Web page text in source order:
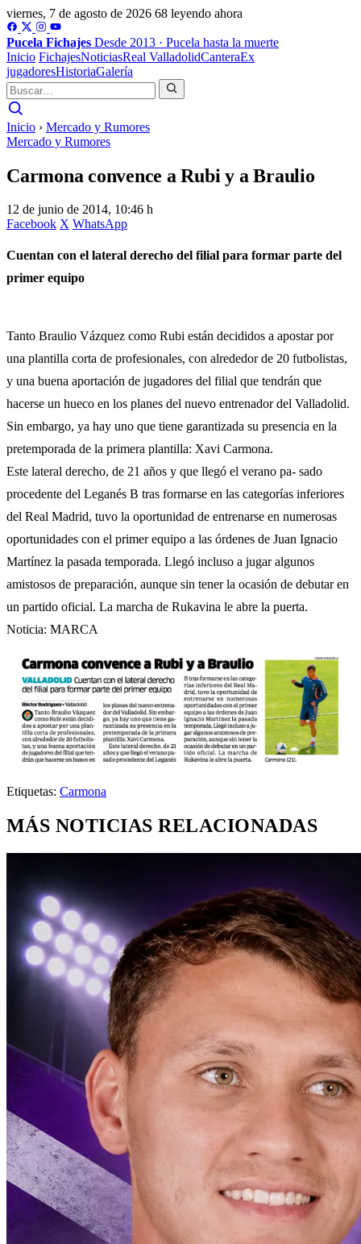
viernes, 7 de agosto de 2026 68 leyendo ahora
Pucela Fichajes Desde 2013 · Pucela hasta la muerte
Inicio FichajesNoticiasReal ValladolidCanteraEx
jugadoresHistoriaGalería
Inicio › Mercado y Rumores
Mercado y Rumores
Carmona convence a Rubi y a Braulio
12 de junio de 2014, 10:46 h
Facebook X WhatsApp
Cuentan con el lateral derecho del filial para formar parte del
primer equipo
Tanto Braulio Vázquez como Rubi están decididos a apostar por
una plantilla corta de profesionales, con alrededor de 20 futbolistas,
y una buena aportación de jugadores del filial que tendrán que
hacerse un hueco en los planes del nuevo entrenador del Valladolid.
Sin embargo, ya hay uno que tiene garantizada su presencia en la
pretemporada de la primera plantilla: Xavi Carmona.
Este lateral derecho, de 21 años y que llegó el verano pa- sado
procedente del Leganés B tras formarse en las categorías inferiores
del Real Madrid, tuvo la oportunidad de entrenarse en numerosas
oportunidades con el primer equipo a las órdenes de Juan Ignacio
Martínez la pasada temporada. Llegó incluso a jugar algunos
amistosos de preparación, aunque sin tener la ocasión de debutar en
un partido oficial. La marcha de Rukavina le abre la puerta.
Noticia: MARCA
Etiquetas: Carmona
MÁS NOTICIAS RELACIONADAS